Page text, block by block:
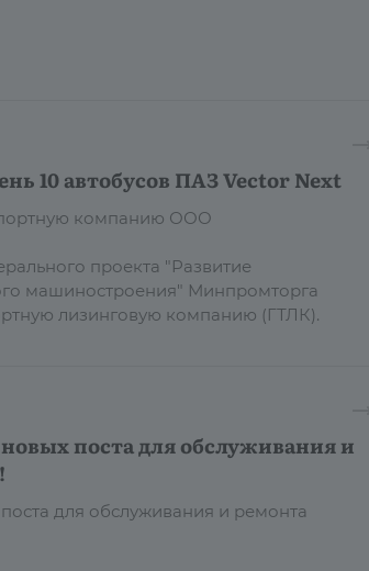
10 автобусов ПАЗ Vector Next
компанию ООО
проекта "Развитие
машиностроения" Минпромторга
лизинговую компанию (ГТЛК).
поста для обслуживания и
для обслуживания и ремонта